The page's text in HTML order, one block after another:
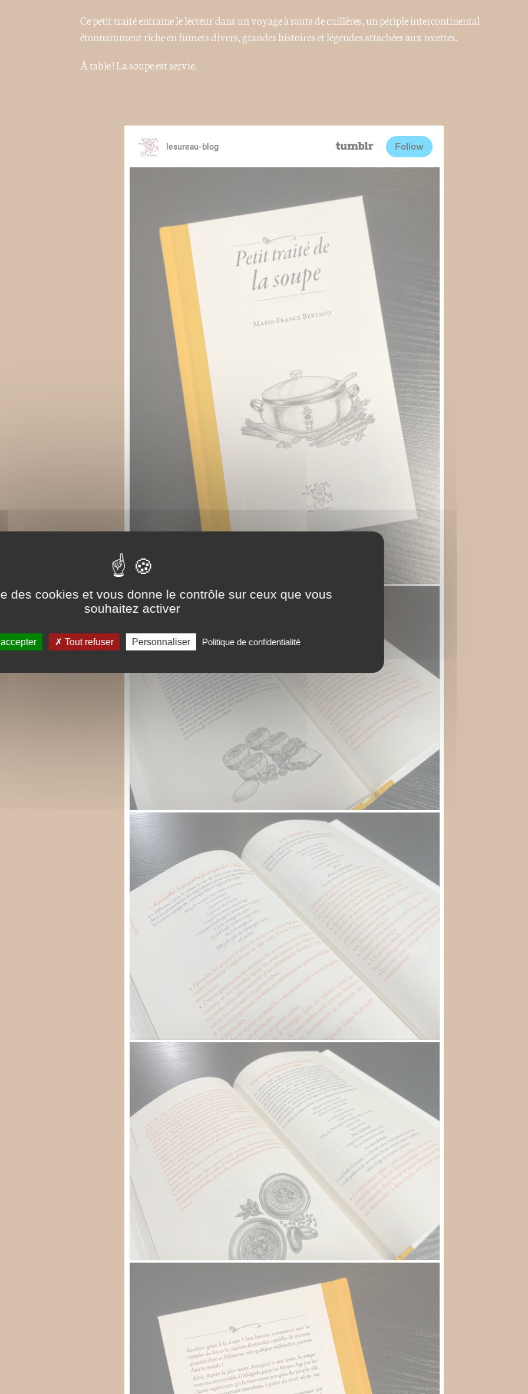
Ce petit traité entraîne le lecteur dans un voyage à sauts de cuillères, un périple intercontinental
étonnamment riche en fumets divers, grandes histoires et légendes attachées aux recettes.
À table ! La soupe est servie.
des cookies et vous donne le contrôle sur ceux que vous
souhaitez activer
Tout refuser Personnaliser Politique de confidentialité